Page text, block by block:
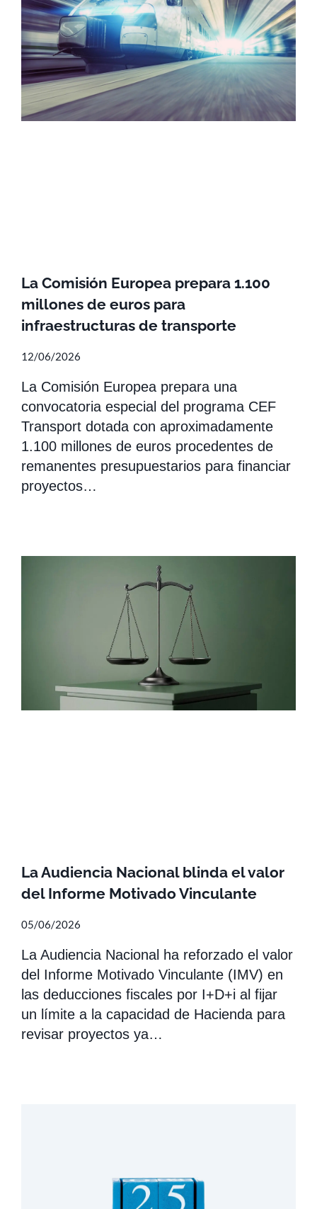
La Comisión Europea prepara 1.100
millones de euros para
infraestructuras de transporte
12/06/2026
La Comisión Europea prepara una
convocatoria especial del programa CEF
Transport dotada con aproximadamente
1.100 millones de euros procedentes de
remanentes presupuestarios para financiar
proyectos…
La Audiencia Nacional blinda el valor
del Informe Motivado Vinculante
05/06/2026
La Audiencia Nacional ha reforzado el valor
del Informe Motivado Vinculante (IMV) en
las deducciones fiscales por I+D+i al fijar
un límite a la capacidad de Hacienda para
revisar proyectos ya…